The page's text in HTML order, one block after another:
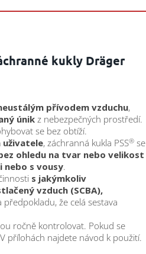
kukly Dräger
přívodem vzduchu,
únikz nebezpečných prostředí.
se bez obtíží.
uživatele, záchranná kukla PSS® se
ohledu na tvar nebo velikost
nebo s vousy.
s jakýmkoliv
vzduch (SCBA),
předpokladu, že celá sestava
ročně kontrolovat. Pokud se
přílohách najdete návod k použití.